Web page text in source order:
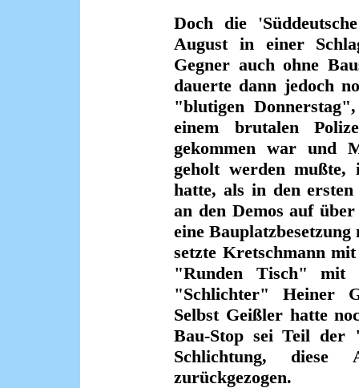
Doch die
August in einer
Gegner auch ohne
dauerte dann jedoch
"blutigen
einem brutalen
gekommen war und
geholt werden
hatte, als in den
an den Demos auf über
eine
setzte Kretschmann
"Runden Tisch" mit
"Schlichter" Heiner
Selbst Geißler hatte
Bau-Stop sei Teil der
Schlichtung, diese
zurückgezogen.